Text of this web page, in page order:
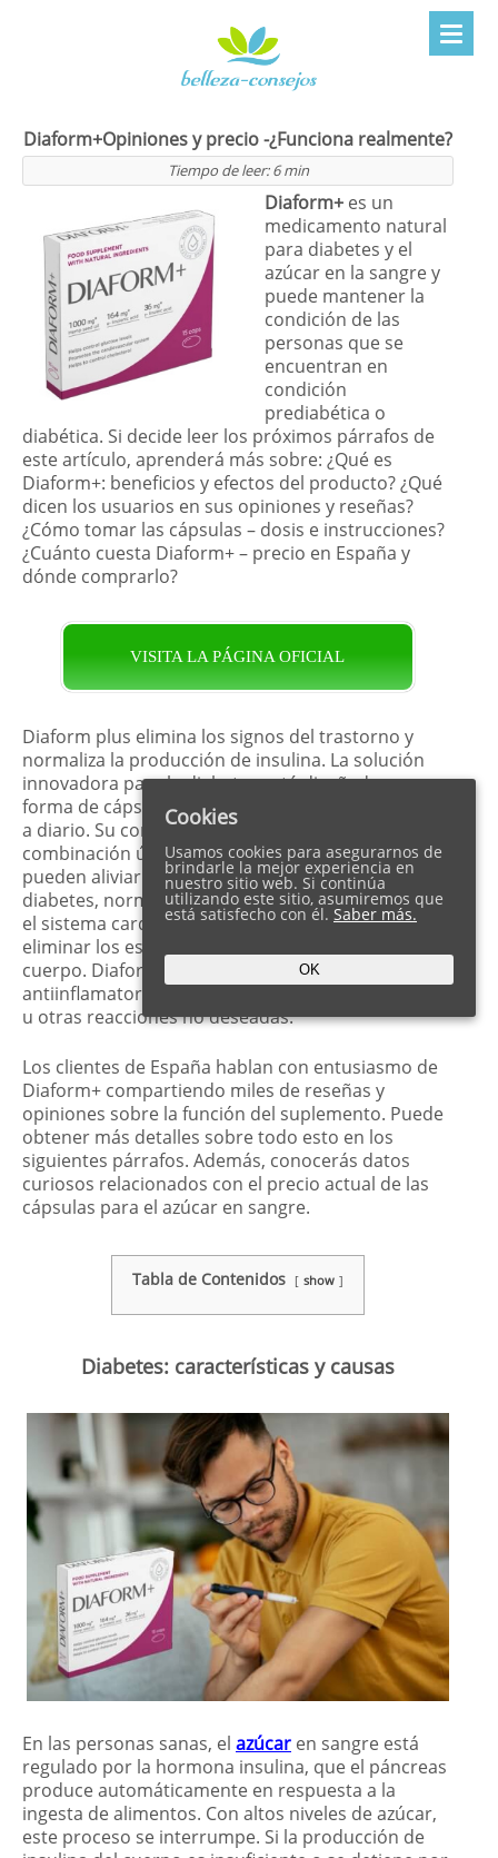
Diaform+Opiniones y precio -¿Funciona realmente?
Tiempo de leer:6 min
Diaform+ es un
medicamento natural
para diabetes y el
azúcar en la sangre y
puede mantener la
condición de las
personas que se
encuentran en
condición
prediabética o
diabética. Si decide leer los próximos párrafos de
este artículo, aprenderá más sobre: ¿Qué es
Diaform+: beneficios y efectos del producto? ¿Qué
dicen los usuarios en sus opiniones y reseñas?
¿Cómo tomar las cápsulas – dosis e instrucciones?
¿Cuánto cuesta Diaform+ – precio en España y
dónde comprarlo?
VISITA LA PÁGINA OFICIAL
Diaform plus elimina los signos del trastorno y
normaliza la producción de insulina. La solución
innovadora para la diabetes está diseñada en
forma de cápsulas orgánicas que se pueden tomar
a diario. Su composición representa una
combinación única de biocomponentes que
pueden aliviar las principales manifestaciones de la
diabetes, normalizar la presión arterial, fortalecer
el sistema cardiovascular, reducir el colesterol,
eliminar los espasmos vasculares y estabilizar el
cuerpo. Diaform+ también tiene propiedades
antiinflamatorias y no provoca contraindicaciones
u otras reacciones no deseadas.
Los clientes de España hablan con entusiasmo de
Diaform+ compartiendo miles de reseñas y
opiniones sobre la función del suplemento. Puede
obtener más detalles sobre todo esto en los
siguientes párrafos. Además, conocerás datos
curiosos relacionados con el precio actual de las
cápsulas para el azúcar en sangre.
Tabla de Contenidos show
Diabetes: características y causas
En las personas sanas, el azúcar en sangre está
regulado por la hormona insulina, que el páncreas
produce automáticamente en respuesta a la
ingesta de alimentos. Con altos niveles de azúcar,
este proceso se interrumpe. Si la producción de
Cookies
Usamos cookies para asegurarnos de
brindarle la mejor experiencia en
nuestro sitio web. Si continúa
utilizando este sitio, asumiremos que
está satisfecho con él. Saber más.
OK